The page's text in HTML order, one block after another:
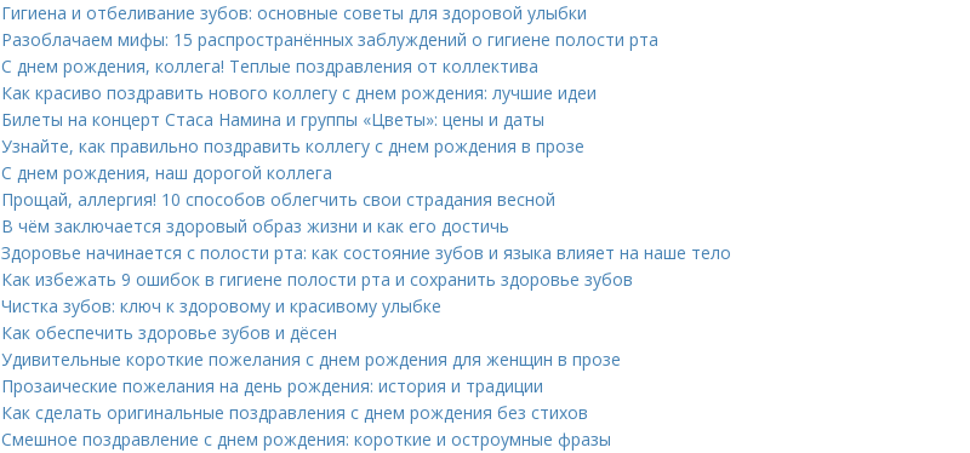
Гигиена и отбеливание зубов: основные советы для здоровой улыбки
Разоблачаем мифы: 15 распространённых заблуждений о гигиене полости рта
С днем рождения, коллега! Теплые поздравления от коллектива
Как красиво поздравить нового коллегу с днем рождения: лучшие идеи
Билеты на концерт Стаса Намина и группы «Цветы»: цены и даты
Узнайте, как правильно поздравить коллегу с днем рождения в прозе
С днем рождения, наш дорогой коллега
Прощай, аллергия! 10 способов облегчить свои страдания весной
В чём заключается здоровый образ жизни и как его достичь
Здоровье начинается с полости рта: как состояние зубов и языка влияет на наше тело
Как избежать 9 ошибок в гигиене полости рта и сохранить здоровье зубов
Чистка зубов: ключ к здоровому и красивому улыбке
Как обеспечить здоровье зубов и дёсен
Удивительные короткие пожелания с днем рождения для женщин в прозе
Прозаические пожелания на день рождения: история и традиции
Как сделать оригинальные поздравления с днем рождения без стихов
Смешное поздравление с днем рождения: короткие и остроумные фразы